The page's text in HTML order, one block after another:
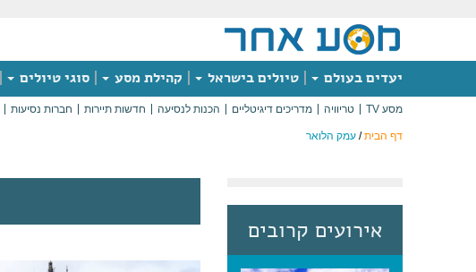
יעדים בעולם טיולים בישראל קהילת מסע סוגי טיולים
מסע TV טריוויה מדריכים דיגיטליים הכנות לנסיעה חדשות תיירות חברות נסיעות
דף הבית/ עמק הלואר
אירועים קרובים